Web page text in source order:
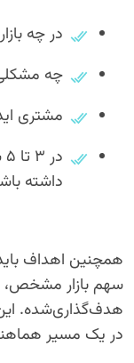
در چه
چه
مشتری
داشته
همچنین اهداف
سهم بازار مشخص،
هدف‌گذاری‌شده.
در یک مسیر